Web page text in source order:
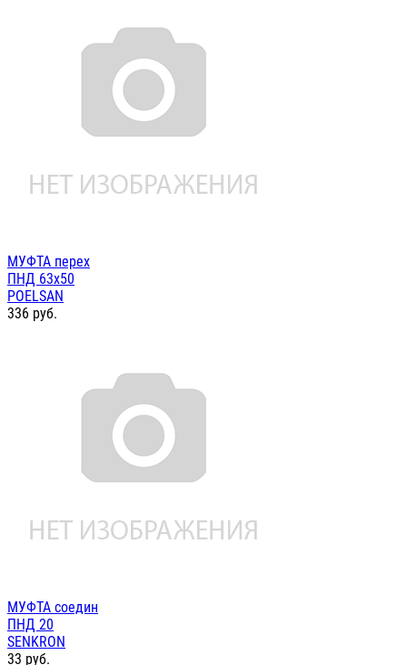
МУФТА перех
ПНД 63х50
POELSAN
336 руб.
МУФТА соедин
ПНД 20
SENKRON
33 руб.